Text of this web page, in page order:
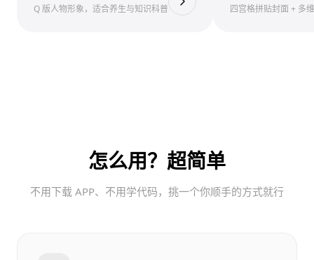
Q 版人物形象，适合养生与知识科普 四宫格拼贴封面 + 多
怎么用？超简单
不用下载 APP、不用学代码，挑一个你顺手的方式就行